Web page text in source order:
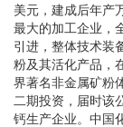
美元，建成后年产
最大的加工企业，
引进，整体技术装
粉及其活化产品，
界著名非金属矿粉
二期投资，届时该
钙生产企业。中国